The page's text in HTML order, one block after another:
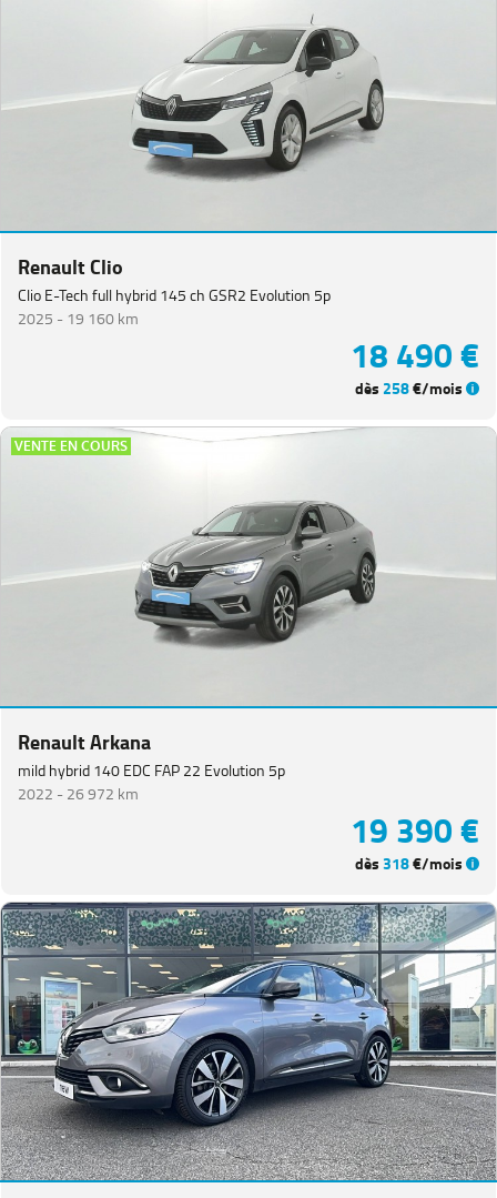
Renault Clio
Clio E-Tech full hybrid 145 ch GSR2 Evolution 5p
2025 - 19 160 km
18 490 €
dès 258€/mois
VENTE EN COURS
Renault Arkana
mild hybrid 140 EDC FAP 22 Evolution 5p
2022 -26 972 km
19 390 €
dès318€/mois